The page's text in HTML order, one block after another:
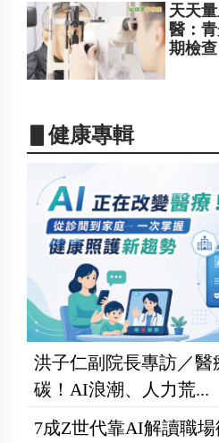
天天
醫：
期檢查
▋健康專輯
洪子仁副院長專訪／醫
碳！AI浪潮、人力荒...
7成Z世代靠AI解讀職